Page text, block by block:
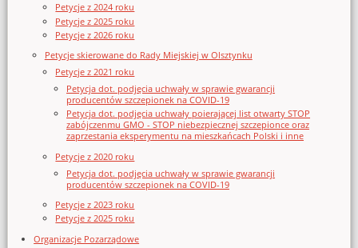
Petycje z 2024 roku
Petycje z 2025 roku
Petycje z 2026 roku
Petycje skierowane do Rady Miejskiej w Olsztynku
Petycje z 2021 roku
Petycja dot. podjęcia uchwały w sprawie gwarancji
producentów szczepionek na COVID-19
Petycja dot. podjęcia uchwały poierającej list otwarty STOP
zabójczenmu GMO - STOP niebezpiecznej szczepionce oraz
zaprzestania eksperymentu na mieszkańcach Polski i inne
Petycje z 2020 roku
Petycja dot. podjęcia uchwały w sprawie gwarancji
producentów szczepionek na COVID-19
Petycje z 2023 roku
Petycje z 2025 roku
Organizacje Pozarządowe